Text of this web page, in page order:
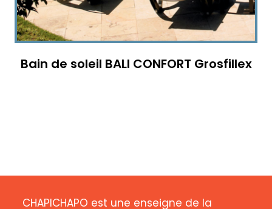
Bain de soleil BALI CONFORT Grosfillex
CHAPICHAPO est une enseigne de la